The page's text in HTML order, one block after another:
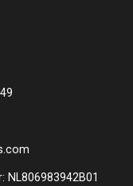
NL806983942B01